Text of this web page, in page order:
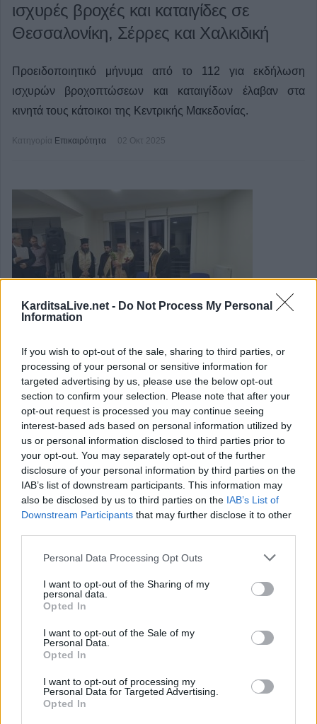
KarditsaLive.net - Do Not Process My Personal
Information
If you wish to opt-out of the sale, sharing to third parties, or
processing of your personal or sensitive information for
targeted advertising by us, please use the below opt-out
section to confirm your selection. Please note that after your
opt-out request is processed you may continue seeing
interest-based ads based on personal information utilized by
us or personal information disclosed to third parties prior to
your opt-out. You may separately opt-out of the further
disclosure of your personal information by third parties on the
IAB’s list of downstream participants. This information may
also be disclosed by us to third parties on the IAB’s List of
Downstream Participants that may further disclose it to other
Personal Data Processing Opt Outs
I want to opt-out of the Sharing of my
personal data.
Opted In
I want to opt-out of the Sale of my
Personal Data.
Opted In
I want to opt-out of processing my
Personal Data for Targeted Advertising.
Opted In
ισχυρές βροχές και καταιγίδες σε
Θεσσαλονίκη, Σέρρες και Χαλκιδική
Προειδοποιητικό μήνυμα από το 112 για εκδήλωση
ισχυρών βροχοπτώσεων και καταιγίδων έλαβαν στα
κινητά τους κάτοικοι της Κεντρικής Μακεδονίας.
Κατηγορία Επικαιρότητα 02 Οκτ 2025
Αγιασμός στη Σχολή Βυζαντινής
Μουσικής «Άγιος Ιωάννης ο
Δαμασκηνός»
Το απόγευμα της Πέμπτης 2 Οκτωβρίου 2025, ο
Σεβασμιώτατος Μητροπολίτης Θεσσαλιώτιδος και
Φαναριοφερσάλων κ. Τιμόθεος τέλεσε την ακολουθία του
Αγιασμού για την έναρξη του νέου σχολικού έτους στη
Σχολή Βυζαντινής Μουσικής «Άγιος Ιωάννης ο
Κατηγορία Εκδηλώσεις